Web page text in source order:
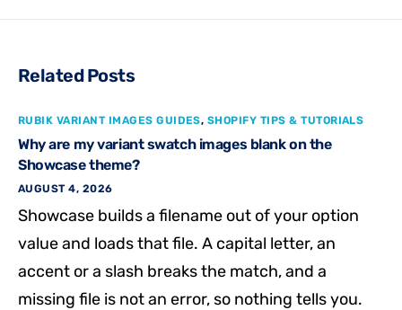
Related Posts
RUBIK VARIANT IMAGES GUIDES, SHOPIFY TIPS & TUTORIALS
Why are my variant swatch images blank on the
Showcase theme?
AUGUST 4, 2026
Showcase builds a filename out of your option
value and loads that file. A capital letter, an
accent or a slash breaks the match, and a
missing file is not an error, so nothing tells you.